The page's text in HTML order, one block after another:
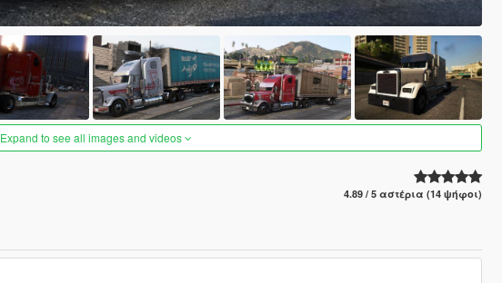
Expand to see all images and videos
4.89 / 5 αστέρια (14 ψήφοι)